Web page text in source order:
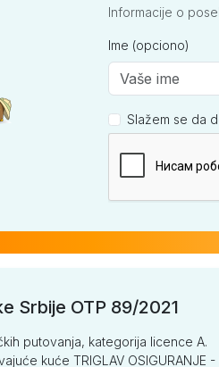
Informacije o
Ime (opciono)
Slažem se da
Srbije OTP 89/2021
putovanja, kategorija licence A.
kuće TRIGLAV